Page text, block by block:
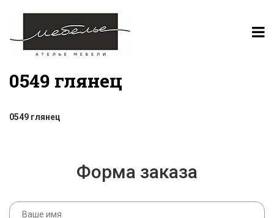
0549 глянец
0549 глянец
Форма заказа